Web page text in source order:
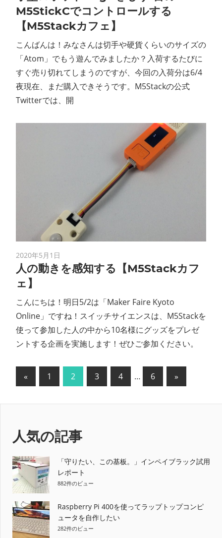
M5StickCでコントロールする
【M5Stackカフェ】
こんばんは！みなさんは切手や硬貨くらいのサイズの
「Atom」でもう遊んでみましたか？入荷するたびに
すぐ売り切れてしまうのですが、今回の入荷分は6/4
夜現在、まだ購入できそうです。M5Stackの公式
Twitterでは、開
2020年5月1日
人の動きを感知する【M5Stackカフ
ェ】
こんにちは！明日5/2は「Maker Faire Kyoto
Online」ですね！スイッチサイエンスは、M5Stackを
使って参加した人の中から10名様にグッズをプレゼ
ントする企画を実施します！ぜひご参加ください。
投
ペ
ー
ジ
送
り
«
の
記
1 2 3 4 … 6
次
の
記
»
人気の記事
「守りたい、この基板。」インペイブラック試用
レポート
882件のビュー
Raspberry Pi 400を使ってラップトップコンピ
ュータを自作したい
282件のビュー